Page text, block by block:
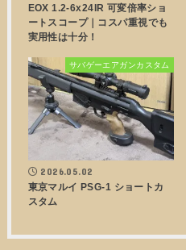
EOX 1.2-6x24IR 可変倍率ショ
ートスコープ｜コスパ重視でも
実用性は十分！
サバゲーエアガンカスタム
2026.05.02
東京マルイ PSG-1 ショートカ
スタム